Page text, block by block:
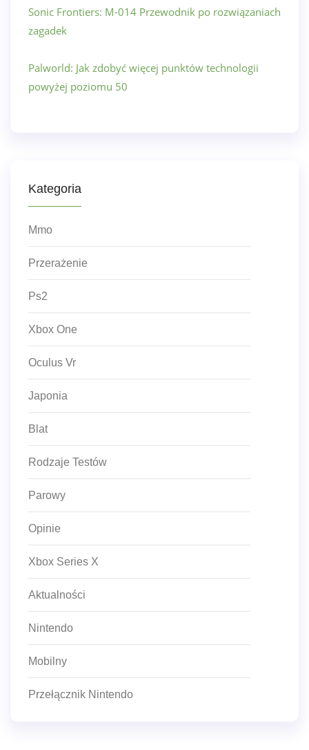
Sonic Frontiers: M-014 Przewodnik po rozwiązaniach
zagadek
Palworld: Jak zdobyć więcej punktów technologii
powyżej poziomu 50
Kategoria
Mmo
Przerażenie
Ps2
Xbox One
Oculus Vr
Japonia
Blat
Rodzaje Testów
Parowy
Opinie
Xbox Series X
Aktualności
Nintendo
Mobilny
Przełącznik Nintendo